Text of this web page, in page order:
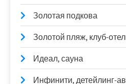
Золотая подкова
Золотой пляж, клуб-
Идеал, сауна
Инфинити, детейлинг-